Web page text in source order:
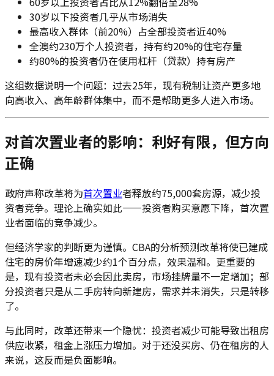
30岁以下投资者几乎从市场消失
最高收入群体（前20%）占全部投资者近40%
全澳约230万个人投资者，持有约20%的住宅存量
约80%的投资者仍在使用杠杆（贷款）持有房产
这组数据说明一个问题：过去25年，现有税制让资产更多地
向高收入、高年龄群体集中，而不是帮助更多人进入市场。
对首次置业者的影响：利好有限，但方向
正确
政府声称改革将为首次置业者释放约75,000套房源，减少投
资者竞争。理论上确实如此——投资者购买意愿下降，首次置
业者面临的竞争减少。
但经济学家的判断更为谨慎。CBA的分析预测改革将使已建成
住宅的房价年增速减少约1个百分点，效果温和。更重要的
是，现有投资者未必会因此卖房，市场挂牌量不一定增加；部
分投资者只是从二手房转向新建房，需求并未消失，只是转移
了。
与此同时，改革还带来一个隐忧：投资者减少可能导致出租房
供应收紧，租金上涨压力增加。对于还没买房、仍在租房的人
来说，这反而是负面影响。